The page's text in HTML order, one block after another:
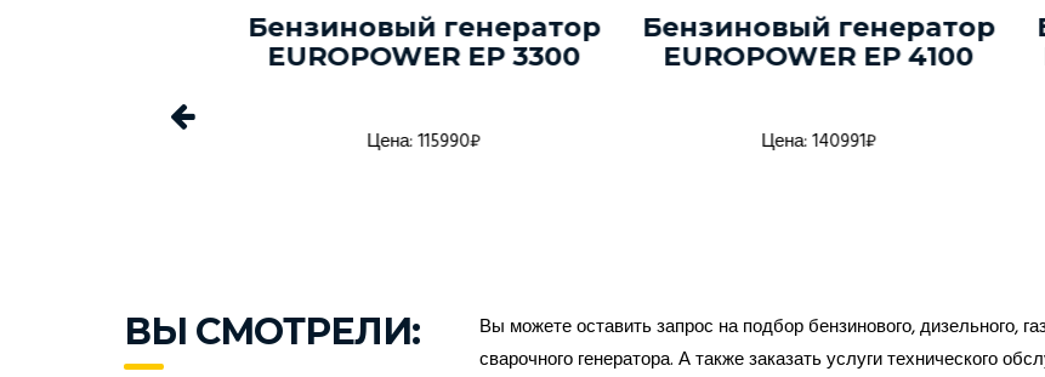
Бензиновый генератор
EUROPOWER EP 3300
Цена: 115990₽
Бензиновый генератор
EUROPOWER EP 4100
Цена: 140991₽
ВЫ СМОТРЕЛИ:
Вы можете оставить запрос на подбор бензинового, дизельного,
сварочного генератора. А также заказать услуги технического